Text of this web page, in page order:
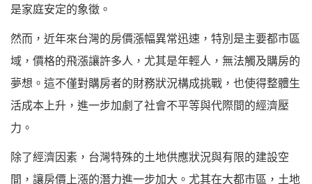
是家庭安定的象徵。
然而，近年來台灣的房價漲幅異常迅速，特別是主要都市區
域，價格的飛漲讓許多人，尤其是年輕人，無法觸及購房的
夢想。這不僅對購房者的財務狀況構成挑戰，也使得整體生
活成本上升，進一步加劇了社會不平等與代際間的經濟壓
力。
除了經濟因素，台灣特殊的土地供應狀況與有限的建設空
間，讓房價上漲的潛力進一步加大。尤其在大都市區，土地